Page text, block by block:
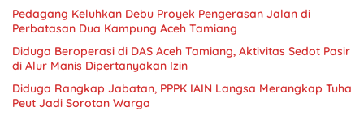
Pedagang Keluhkan Debu Proyek Pengerasan Jalan di
Perbatasan Dua Kampung Aceh Tamiang
Diduga Beroperasi di DAS Aceh Tamiang, Aktivitas Sedot Pasir
di Alur Manis Dipertanyakan Izin
Diduga Rangkap Jabatan, PPPK IAIN Langsa Merangkap Tuha
Peut Jadi Sorotan Warga